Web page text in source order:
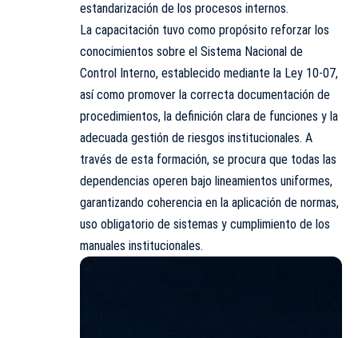
estandarización de los procesos internos.
La capacitación tuvo como propósito reforzar los
conocimientos sobre el Sistema Nacional de
Control Interno, establecido mediante la Ley 10-07,
así como promover la correcta documentación de
procedimientos, la definición clara de funciones y la
adecuada gestión de riesgos institucionales. A
través de esta formación, se procura que todas las
dependencias operen bajo lineamientos uniformes,
garantizando coherencia en la aplicación de normas,
uso obligatorio de sistemas y cumplimiento de los
manuales institucionales.